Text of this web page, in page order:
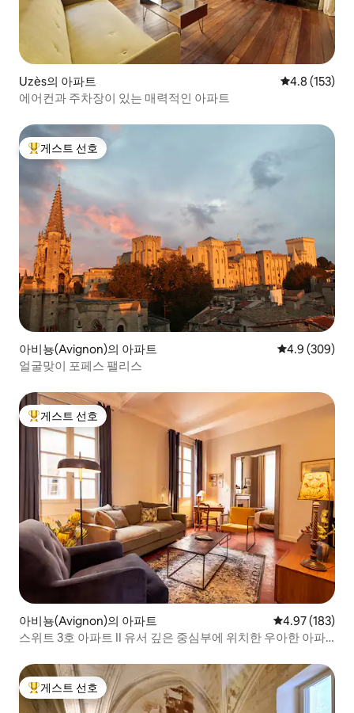
Uzès의 아파트 평점 4.8점(5
4.8 (153)
에어컨과 주차장이 있는 매력적인 아파트
상위 게스트 선호
게스트 선호
아비뇽(Avignon)의 아파트 평점 4.9점(5
4.9 (309)
얼굴맞이 포페스 팰리스
상위 게스트 선호
게스트 선호
아비뇽(Avignon)의 아파트 평점 4.97점(5
4.97 (183)
스위트 3호 아파트 II 유서 깊은 중심부에 위치한 우아한 아파
상위 게스트 선호
게스트 선호